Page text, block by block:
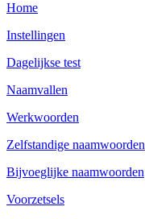
Home
Instellingen
Dagelijkse test
Naamvallen
Werkwoorden
Zelfstandige naamwoorden
Bijvoeglijke naamwoorden
Voorzetsels